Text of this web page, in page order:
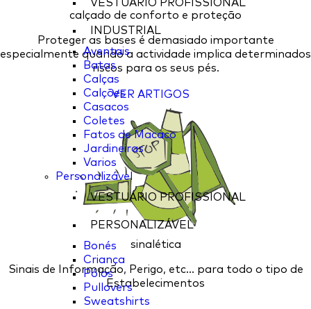
VESTUÁRIO PROFISSIONAL
INDUSTRIAL
Aventais
Batas
Calças
Calções
Casacos
Coletes
Fatos de Macaco
Jardineiras
Varios
Personalizável
VESTUÁRIO PROFISSIONAL
PERSONALIZÁVEL
Bonés
Criança
Pólos
Pullovers
Sweatshirts
calçado de conforto e proteção
Proteger as bases é demasiado importante
especialmente quando a actividade implica determinados
riscos para os seus pés.
VER ARTIGOS
sinalética
Sinais de Informação, Perigo, etc... para todo o tipo de
Estabelecimentos